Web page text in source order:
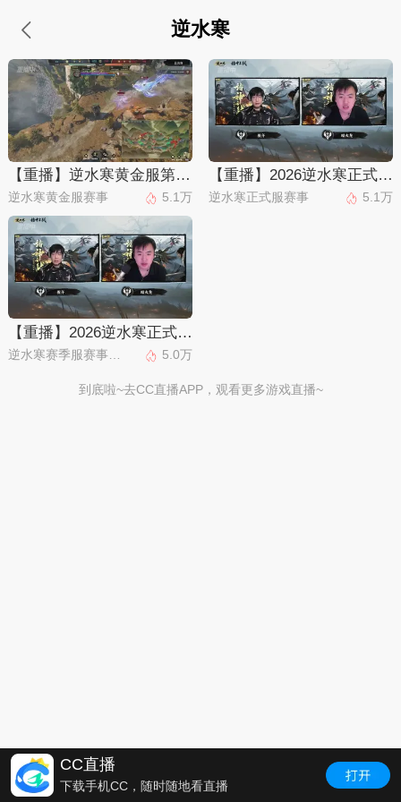
逆水寒
【重播】逆水寒黄金服第三届诸神之战淘汰赛决赛日
逆水寒黄金服赛事 5.1万
【重播】2026逆水寒正式服&赛季服诸神之战淘汰赛Day3
逆水寒正式服赛事 5.1万
【重播】2026逆水寒正式服&赛季服诸神之战淘汰赛Day3
逆水寒赛季服赛事直播 5.0万
到底啦~去CC直播APP，观看更多游戏直播~
CC直播
下载手机CC，随时随地看直播